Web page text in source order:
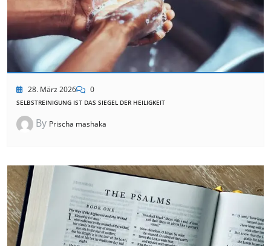
28. März 2026 0
SELBSTREINIGUNG IST DAS SIEGEL DER HEILIGKEIT
By Prischa mashaka